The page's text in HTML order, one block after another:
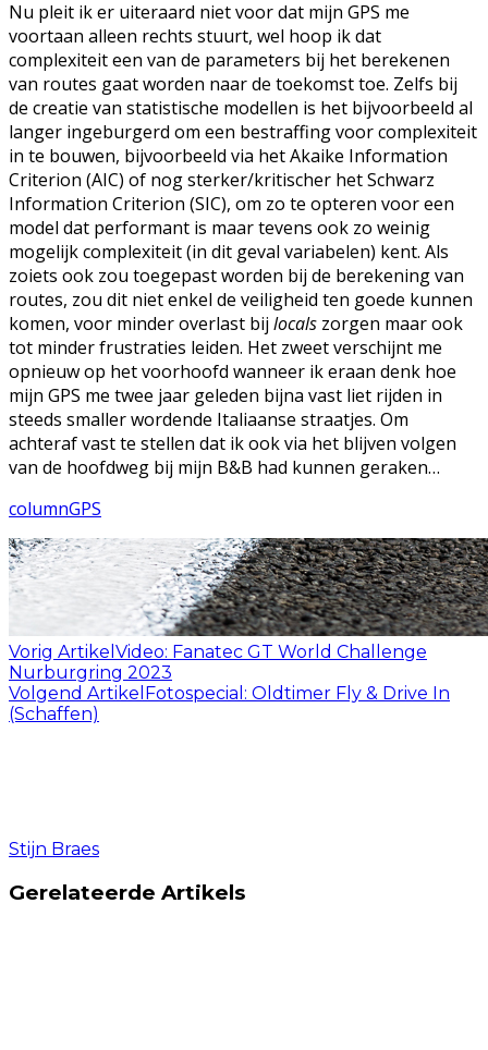
Nu pleit ik er uiteraard niet voor dat mijn GPS me
voortaan alleen rechts stuurt, wel hoop ik dat
complexiteit een van de parameters bij het berekenen
van routes gaat worden naar de toekomst toe. Zelfs bij
de creatie van statistische modellen is het bijvoorbeeld al
langer ingeburgerd om een bestraffing voor complexiteit
in te bouwen, bijvoorbeeld via het Akaike Information
Criterion (AIC) of nog sterker/kritischer het Schwarz
Information Criterion (SIC), om zo te opteren voor een
model dat performant is maar tevens ook zo weinig
mogelijk complexiteit (in dit geval variabelen) kent. Als
zoiets ook zou toegepast worden bij de berekening van
routes, zou dit niet enkel de veiligheid ten goede kunnen
komen, voor minder overlast bij locals zorgen maar ook
tot minder frustraties leiden. Het zweet verschijnt me
opnieuw op het voorhoofd wanneer ik eraan denk hoe
mijn GPS me twee jaar geleden bijna vast liet rijden in
steeds smaller wordende Italiaanse straatjes. Om
achteraf vast te stellen dat ik ook via het blijven volgen
van de hoofdweg bij mijn B&B had kunnen geraken…
columnGPS
Vorig Artikel Video: Fanatec GT World Challenge
Nurburgring 2023
Volgend Artikel Fotospecial: Oldtimer Fly & Drive In
(Schaffen)
Stijn Braes
Gerelateerde Artikels